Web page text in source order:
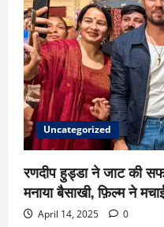
Uncategorized
रणदीप हुड्डा ने जाट की
मनाया बैसाखी, फ़िल्म ने
April 14, 2025 0